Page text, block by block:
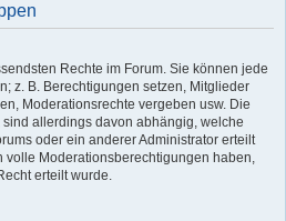
Rechte im Forum. Sie können jede
z. B. Berechtigungen setzen, Mitglieder
Moderationsrechte vergeben usw. Die
sind allerdings davon abhängig, welche
oder ein anderer Administrator erteilt
volle Moderationsberechtigungen haben,
erteilt wurde.